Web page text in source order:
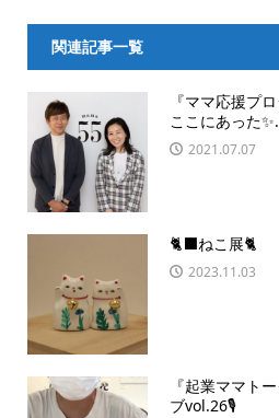
関連記事一覧
『ママ応援プ
ここにあった
2021.07.07
🐈‍⬛ねこ展🐈
2023.11.03
『起業ママト
ブvol.26🎙